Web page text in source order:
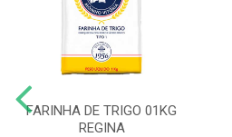
FARINHA DE TRIGO 01KG
REGINA